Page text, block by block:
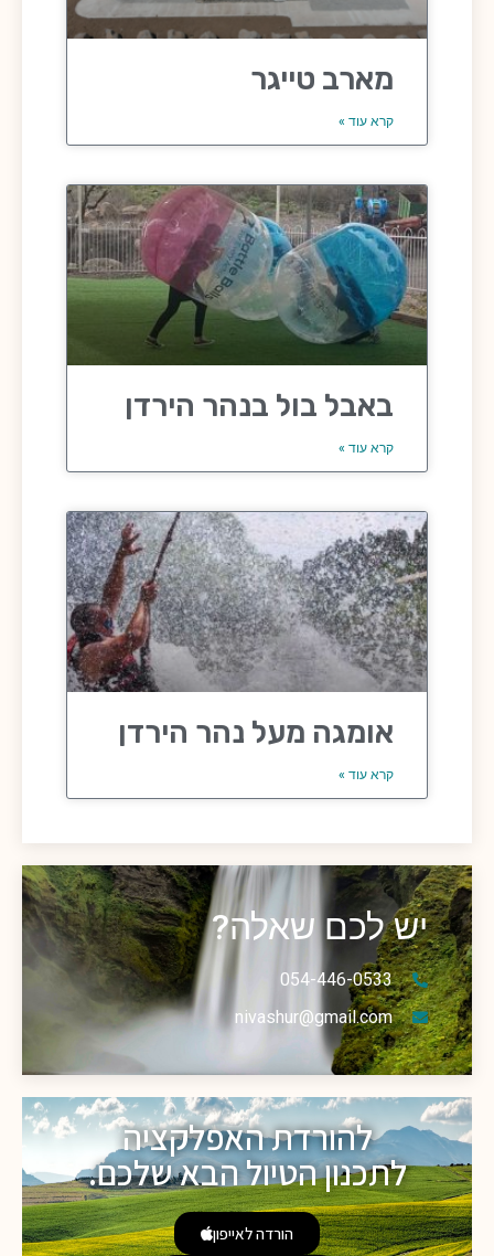
מארב טייגר
קרא עוד »
באבל בול בנהר הירדן
קרא עוד »
אומגה מעל נהר הירדן
קרא עוד »
יש לכם שאלה?
054-446-0533
nivashur@gmail.com
להורדת האפלקציה
לתכנון הטיול הבא שלכם.
הורדה לאייפון